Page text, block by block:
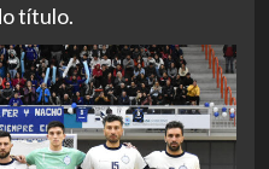
título.